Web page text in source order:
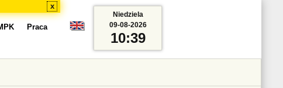
x
Praca
Niedziela
09-08-2026
10:39